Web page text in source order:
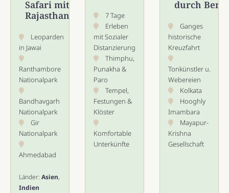
Safari mit
Rajasthan
Leoparden
in Jawai
Ranthambore
Nationalpark
Bandhavgarh
Nationalpark
Gir
Nationalpark
Ahmedabad
Länder: Asien,
Indien
7 Tage
Erleben
mit Sozialer
Distanzierung
Thimphu,
Punakha &
Paro
Tempel,
Festungen &
Klöster
Komfortable
Unterkünfte
durch
Ganges
historische
Kreuzfahrt
Tonkünstler u.
Webereien
Kolkata
Hooghly
Imambara
Mayapur-
Krishna
Gesellschaft